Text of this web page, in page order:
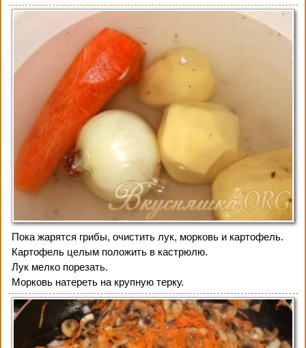
Пока жарятся грибы, очистить лук, морковь и картофель.
Картофель целым положить в кастрюлю.
Лук мелко порезать.
Морковь натереть на крупную терку.